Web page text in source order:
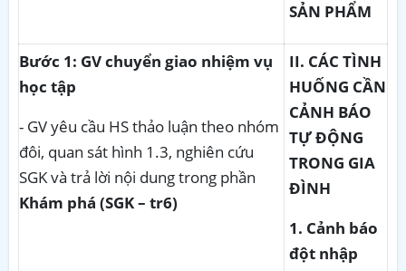
SẢN PHẨM
Bước 1: GV chuyển giao nhiệm vụ
học tập
- GV yêu cầu HS thảo luận theo nhóm
đôi, quan sát hình 1.3, nghiên cứu
SGK và trả lời nội dung trong phần
Khám phá (SGK – tr6)
II. CÁC TÌNH
HUỐNG CẦN
CẢNH BÁO
TỰ ĐỘNG
TRONG GIA
ĐÌNH
1. Cảnh báo
đột nhập